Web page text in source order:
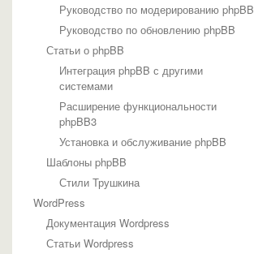
Руководство по модерированию phpBB
Руководство по обновлению phpBB
Статьи о phpBB
Интеграция phpBB с другими
системами
Расширение функциональности
phpBB3
Установка и обслуживание phpBB
Шаблоны phpBB
Стили Трушкина
WordPress
Документация Wordpress
Статьи Wordpress